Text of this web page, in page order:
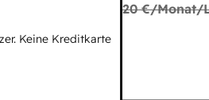
Keine Kreditkarte
20 €/Monat/